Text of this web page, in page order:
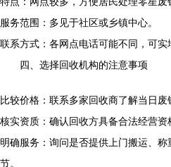
服务范围：多见于社区或乡镇中心。
联系方式：各网点电话可能不同，可实
四、选择回收机构的注意事项
比较价格：联系多家回收商了解当日废
核实资质：确认回收方具备合法经营资
明确服务：询问是否提供上门搬运、
节。